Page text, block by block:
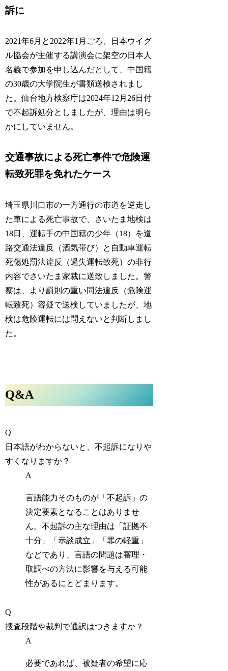
訴に
2021年6月と2022年1月ごろ、日本ウイグ
ル協会が主催する講演会に架空の日本人
名義で参加を申し込んだとして、中国籍
の30歳の大学院生が書類送検されまし
た。仙台地方検察庁は2024年12月26日付
で不起訴処分としましたが、理由は明ら
かにしていません。
交通事故による死亡事件で危険運
転致死罪を免れたケース
埼玉県川口市の一方通行の市道を逆走し
た車による死亡事故で、さいたま地検は
18日、運転手の中国籍の少年（18）を道
路交通法違反（酒気帯び）と自動車運転
死傷処罰法違反（過失運転致死）の非行
内容でさいたま家裁に送致しました。警
察は、より罰則の重い同法違反（危険運
転致死）容疑で送検していましたが、地
検は危険運転には問えないと判断しまし
た。
Q&A
Q
日本語がわからないと、不起訴になりや
すくなりますか？
A
言語能力そのものが「不起訴」の
決定要素となることはありませ
ん。不起訴の主な理由は「証拠不
十分」「示談成立」「罪の軽重」
などであり、言語の問題は審理・
取調べの方法に影響を与える可能
性があるにとどまります。
Q
捜査段階や裁判で通訳はつきますか？
A
必要であれば、被疑者の希望に応